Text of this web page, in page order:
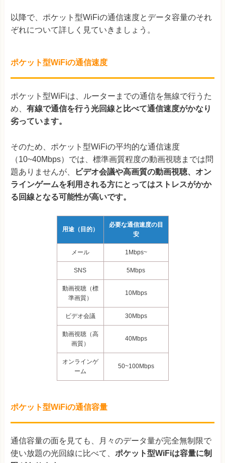
以降で、ポケット型WiFiの通信速度とデータ容量のそれ
ぞれについて詳しく見ていきましょう。
ポケット型WiFiの通信速度
ポケット型WiFiは、ルーターまでの通信を無線で行うた
め、 有線で通信を行う光回線と比べて通信速度がかなり
劣っています。
そのため、ポケット型WiFiの平均的な通信速度
（10~40Mbps）では、標準画質程度の動画視聴までは問
題ありませんが、
ビデオ会議や高画質の動画視聴、オン
ラインゲームを利用される方にとってはストレスがかか
る回線となる可能性が高いです。
用途（目的）
必要な通信速度の目
安
メール 1Mbps~
SNS 5Mbps
動画視聴（標
準画質）
10Mbps
ビデオ会議 30Mbps
動画視聴（高
画質）
40Mbps
オンラインゲ
ーム
50~100Mbps
ポケット型WiFiの通信容量
通信容量の面を見ても、月々のデータ量が完全無制限で
使い放題の光回線に比べて、 ポケット型WiFiは容量に制